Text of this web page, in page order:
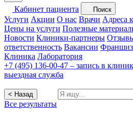
Кабинет пациента Поиск
Услуги Акции О нас Врачи Адреса
Цены на услуги Полезные
Новости Клиники-партнеры
ответственность Вакансии
Клиника Лаборатория
+7 (495) 136-00-47 – запись в
выездная служба
< Назад
Все результаты